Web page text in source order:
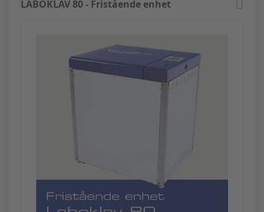
LABOKLAV 80 - Fristående enhet